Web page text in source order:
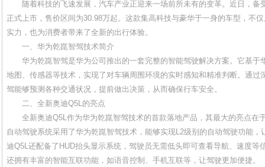
随着科技的飞速发展，汽车产业正迎来一场前所未有的变革。近日，备
正式上市，售价区间为30.98万起。这款集高科技与豪华于一身的车型，不
实力，也为消费者带来了全新的出行体验。
一、华为乾崑智驾技术简介
华为乾崑智驾是华为公司推出的一套完整的智能驾驶解决方案。它基于
地图、传感器等技术，实现了对车辆周围环境的实时感知和精准判断。通过
驾能够预测各种交通状况，提前做出决策，从而确保行车安全。
二、全新奥迪Q5L的亮点
全新奥迪Q5L作为华为乾崑智驾技术的首款落地产品，其最大的亮点在
自动驾驶系统采用了华为乾崑智驾技术，能够实现L2级别的自动驾驶功能
迪Q5L还配备了HUD抬头显示系统，驾驶员无需低头即可查看导航、速度等
还拥有丰富的智能互联功能，如语音控制、手机互联等，让驾驶更加便捷。